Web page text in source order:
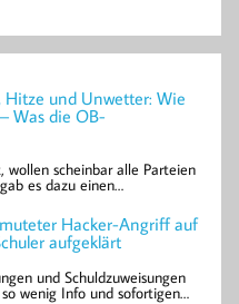
Hitze und Unwetter: Wie
Was die OB-
scheinbar alle Parteien
es dazu einen…
Hacker-Angriff auf
aufgeklärt
und Schuldzuweisungen
wenig Info und sofortigen…